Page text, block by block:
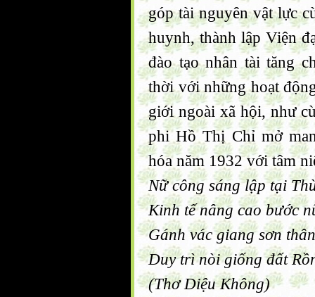
góp tài nguyên vật lực
huynh, thành lập Viện
đào tạo nhân tài tăng
thời với những hoạt
giới ngoài xã hội, như
phi Hồ Thị Chỉ mở
hóa năm 1932 với tâm
Nữ công sáng lập tại
Kinh tế nâng cao bước
Gánh vác giang sơn
Duy trì nòi giống đất
(Thơ Diệu Không)